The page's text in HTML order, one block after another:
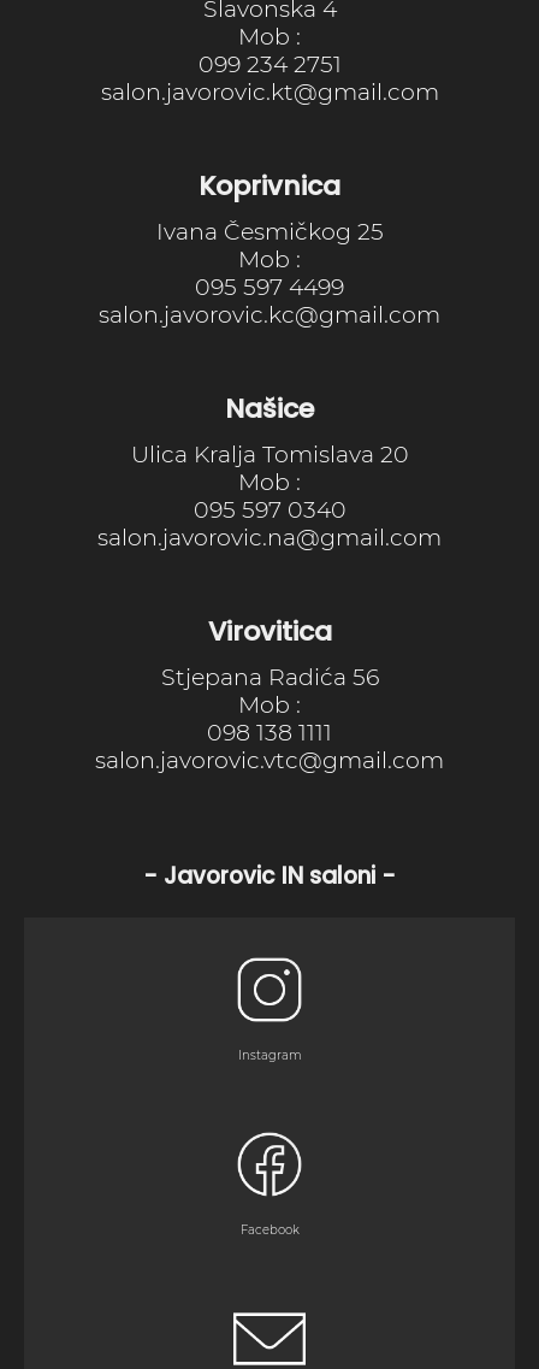
Slavonska 4
Mob :
099 234 2751
salon.javorovic.kt@gmail.com
Koprivnica
Ivana Česmičkog 25
Mob :
095 597 4499
salon.javorovic.kc@gmail.com
Našice
Ulica Kralja Tomislava 20
Mob :
095 597 0340
salon.javorovic.na@gmail.com
Virovitica
Stjepana Radića 56
Mob :
098 138 1111
salon.javorovic.vtc@gmail.com
- Javorovic IN saloni -
Instagram
Facebook